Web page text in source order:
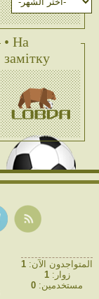
• На
замітку
المتواجدون الآن: 1
زوار:1
مستخدمين: 0